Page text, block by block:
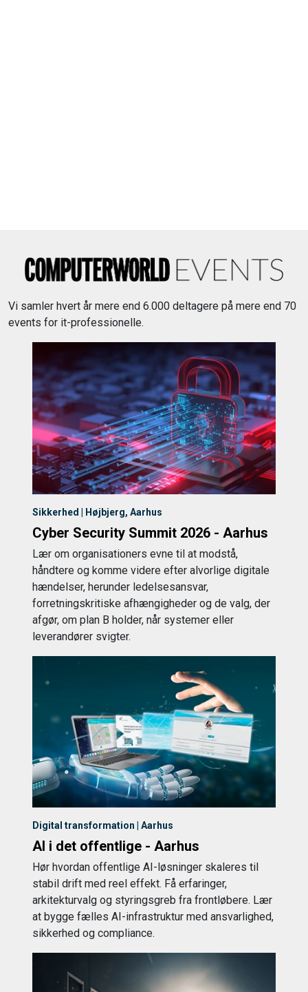
Vi samler hvert år mere end 6.000 deltagere på mere end 70
events for it-professionelle.
Sikkerhed | Højbjerg, Aarhus
Cyber Security Summit 2026 - Aarhus
Lær om organisationers evne til at modstå,
håndtere og komme videre efter alvorlige digitale
hændelser, herunder ledelsesansvar,
forretningskritiske afhængigheder og de valg, der
afgør, om plan B holder, når systemer eller
leverandører svigter.
Digital transformation | Aarhus
AI i det offentlige - Aarhus
Hør hvordan offentlige AI-løsninger skaleres til
stabil drift med reel effekt. Få erfaringer,
arkitekturvalg og styringsgreb fra frontløbere. Lær
at bygge fælles AI-infrastruktur med ansvarlighed,
sikkerhed og compliance.